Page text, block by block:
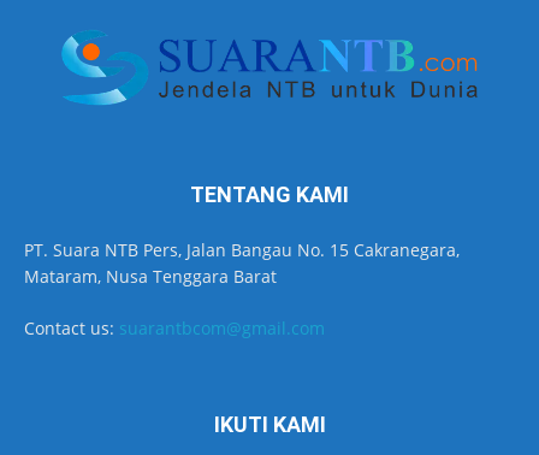
TENTANG KAMI
PT. Suara NTB Pers, Jalan Bangau No. 15 Cakranegara,
Mataram, Nusa Tenggara Barat
Contact us: suarantbcom@gmail.com
IKUTI KAMI